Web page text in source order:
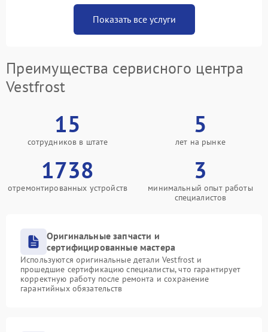
Показать все услуги
Преимущества сервисного центра
Vestfrost
15
сотрудников в штате
5
лет на рынке
1738
отремонтированных устройств
3
минимальный опыт работы
специалистов
Оригинальные запчасти и
сертифицированные мастера
Используются оригинальные детали Vestfrost и
прошедшие сертификацию специалисты, что гарантирует
корректную работу после ремонта и сохранение
гарантийных обязательств